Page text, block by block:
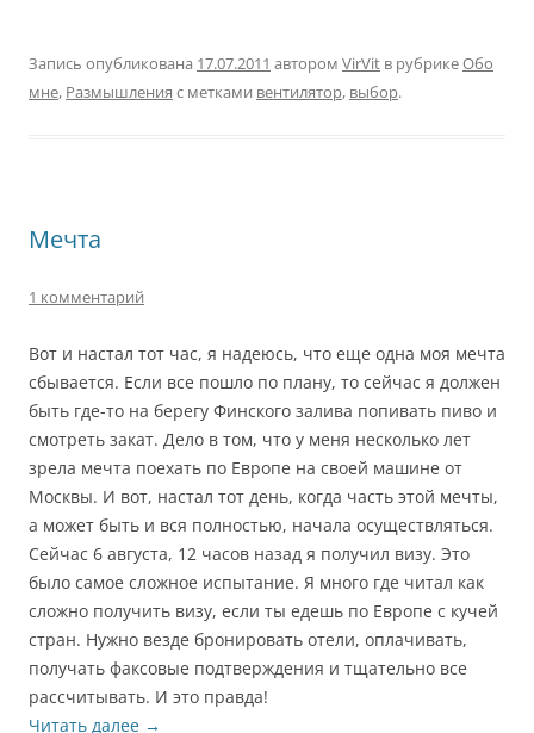
Запись опубликована 17.07.2011 автором VirVit в рубрикеОбо
мне, Размышления с метками вентилятор, выбор.
Мечта
1 комментарий
Вот и настал тот час, я надеюсь, что еще одна моя мечта
сбывается. Если все пошло по плану, то сейчас я должен
быть где-то на берегу Финского залива попивать пиво и
смотреть закат. Дело в том, что у меня несколько лет
зрела мечта поехать по Европе на своей машине от
Москвы. И вот, настал тот день, когда часть этой мечты,
а может быть и вся полностью, начала осуществляться.
Сейчас 6 августа, 12 часов назад я получил визу. Это
было самое сложное испытание. Я много где читал как
сложно получить визу, если ты едешь по Европе с кучей
стран. Нужно везде бронировать отели, оплачивать,
получать факсовые подтверждения и тщательно все
рассчитывать. И это правда!
Читать далее →